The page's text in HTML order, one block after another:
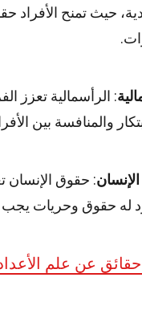
حيث تمنح الأفراد
: الرأسمالية تعزز
والمنافسة بين
: حقوق الإنسان
له حقوق وحريات يجب